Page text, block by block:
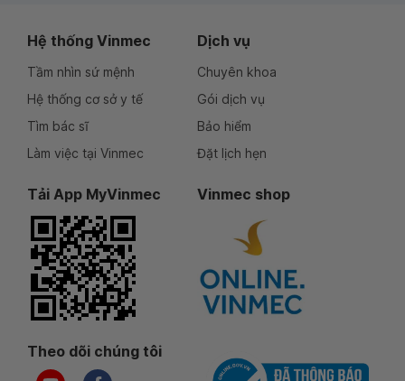
Hệ thống Vinmec
Tầm nhìn sứ mệnh
Hệ thống cơ sở y tế
Tìm bác sĩ
Làm việc tại Vinmec
Dịch vụ
Chuyên khoa
Gói dịch vụ
Bảo hiểm
Đặt lịch hẹn
Tải App MyVinmec Vinmec shop
Theo dõi chúng tôi